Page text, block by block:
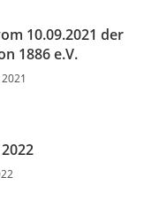
10.09.2021 der
1886 e.V.